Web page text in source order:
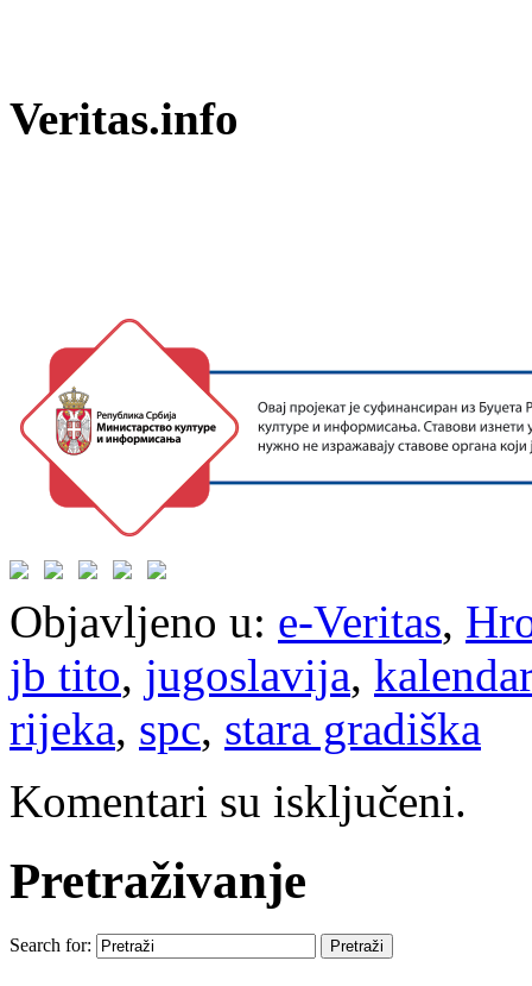
Veritas.info
Objavljeno u: e-Veritas,
jb tito, jugoslavija, kalendar
rijeka, spc, stara gradiška
Komentari su isključeni.
Pretraživanje
Search for: